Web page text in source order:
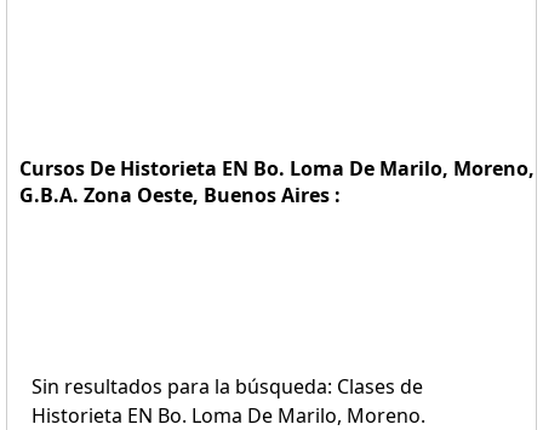
Cursos De Historieta EN Bo. Loma De Marilo, Moreno,
G.B.A. Zona Oeste, Buenos Aires :
Sin resultados para la búsqueda: Clases de
Historieta EN Bo. Loma De Marilo, Moreno.